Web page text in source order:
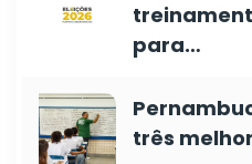
para…
três